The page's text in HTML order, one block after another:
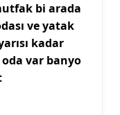
bi arada
ve yatak
kadar
var banyo